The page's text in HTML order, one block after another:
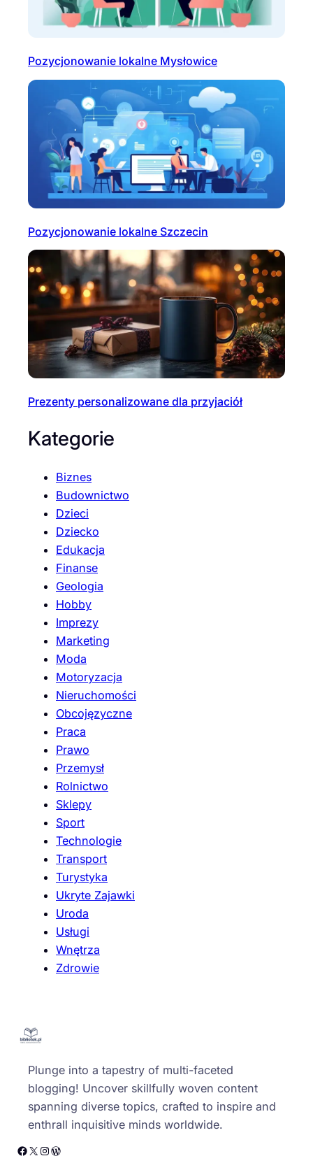
Pozycjonowanie lokalne Mysłowice
Pozycjonowanie lokalne Szczecin
Prezenty personalizowane dla przyjaciół
Kategorie
Biznes
Budownictwo
Dzieci
Dziecko
Edukacja
Finanse
Geologia
Hobby
Imprezy
Marketing
Moda
Motoryzacja
Nieruchomości
Obcojęzyczne
Praca
Prawo
Przemysł
Rolnictwo
Sklepy
Sport
Technologie
Transport
Turystyka
Ukryte Zajawki
Uroda
Usługi
Wnętrza
Zdrowie
Plunge into a tapestry of multi-faceted
blogging! Uncover skillfully woven content
spanning diverse topics, crafted to inspire and
enthrall inquisitive minds worldwide.
Facebook X Instagram WordPress